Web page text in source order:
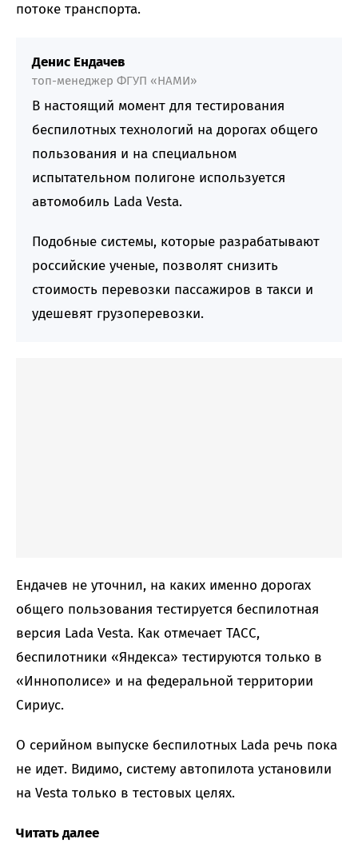
потоке транспорта.
Денис Ендачев
топ-менеджер ФГУП «НАМИ»
В настоящий момент для тестирования
беспилотных технологий на дорогах общего
пользования и на специальном
испытательном полигоне используется
автомобиль Lada Vesta.
Подобные системы, которые разрабатывают
российские ученые, позволят снизить
стоимость перевозки пассажиров в такси и
удешевят грузоперевозки.
Ендачев не уточнил, на каких именно дорогах
общего пользования тестируется беспилотная
версия Lada Vesta. Как отмечает ТАСС,
беспилотники «Яндекса» тестируются только в
«Иннополисе» и на федеральной территории
Сириус.
О серийном выпуске беспилотных Lada речь пока
не идет. Видимо, систему автопилота установили
на Vesta только в тестовых целях.
Читать далее